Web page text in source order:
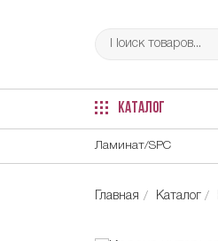
КАТАЛОГ
Ламинат/SPC
Главная Каталог